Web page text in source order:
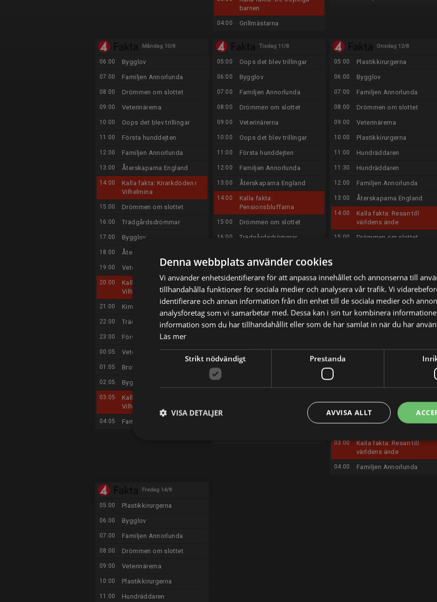
barnen
04:00 Grillmästarna
Måndag 10/8
06:00 Bygglov
07:00 Familjen Annorlunda
08:00 Drömmen om slottet
09:00 Veterinärerna
10:00 Oops det blev trillingar
11:00 Första hunddejten
12:00 Familjen Annorlunda
13:00 Återskaparna England
14:00
Kalla fakta: Knarkdöden i
Vilhelmina
15:00 Drömmen om slottet
16:00 Trädgårdsdrömmar
17:00 Bygglov
18:00 Återskaparna England
19:00 Veterinärerna
20:00
Kalla fakta: Knarkdöden i
Vilhelmina
21:00 Kim Kärnfalk – Jag lever
22:00 Trädgårdsdrömmar
23:00 Första hunddejten
00:05 Veterinärerna
01:05 Brottsjournalen
02:05 Bygglov
03:05
Kalla fakta: Knarkdöden i
Vilhelmina
04:05 Familjen Annorlunda
Tisdag 11/8
05:00 Oops det blev trillingar
06:00 Bygglov
07:00 Familjen Annorlunda
08:00 Drömmen om slottet
09:00 Veterinärerna
10:00 Oops det blev trillingar
11:00 Första hunddejten
12:00 Familjen Annorlunda
13:00 Återskaparna England
14:00
Kalla fakta:
Pensionsbluffarna
15:00 Drömmen om slottet
16:00 Trädgårdsdrömmar
18:00 Återskaparna England
19:00 Veterinärerna
Kalla fakta:
21:00 Kim Kärnfalk – Jag lever
23:00 Första hunddejten
00:05
01:05
03:05
Onsdag 12/8
05:00 Plastikkirurgerna
06:00 Bygglov
07:00 Familjen Annorlunda
08:00 Drömmen om slottet
09:00 Veterinärerna
10:00 Plastikkirurgerna
11:00 Hundräddaren
11:30 Hundräddaren
12:00 Familjen Annorlunda
13:00 Återskaparna England
14:00
Kalla fakta: Resan till
världens ände
15:00 Drömmen om slottet
18:00 Återskaparna England
19:00 Veterinärerna
20:00
Kalla fakta: Resan till
världens ände
22:00 Trädgårdsdrömmar
01:00 Brottsjournalen
03:00
Kalla fakta: Resan till
världens ände
04:00 Familjen Annorlunda
Fredag 14/8
05:00 Plastikkirurgerna
06:00 Bygglov
07:00 Familjen Annorlunda
08:00 Drömmen om slottet
09:00 Veterinärerna
10:00 Plastikkirurgerna
11:00 Hundräddaren
Denna webbplats använder cookies
Vi använder enhetsidentifierare för att anpassa innehållet och annonserna till
tillhandahålla funktioner för sociala medier och analysera vår trafik. Vi
identifierare och annan information från din enhet till de sociala medier och
analysföretag som vi samarbetar med. Dessa kan i sin tur kombinera
information som du har tillhandahållit eller som de har samlat in när du har
Läs mer
Strikt nödvändigt Prestanda
AVVISA ALLT
VISA DETALJER